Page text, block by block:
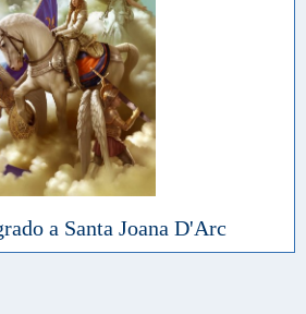
a Santa Joana D'Arc